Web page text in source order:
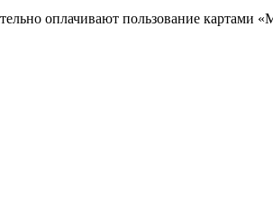
оплачивают пользование картами